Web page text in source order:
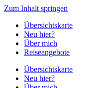
Zum Inhalt springen
Übersichtskarte
Neu hier?
Über mich
Reiseangebote
Übersichtskarte
Neu hier?